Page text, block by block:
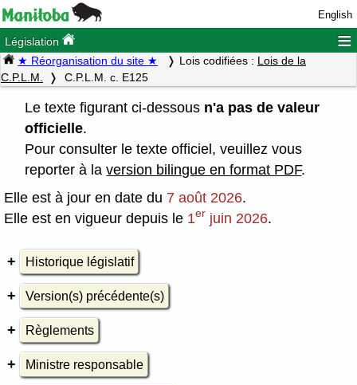
English
Législation ≡
★ Réorganisation du site ★ Lois codifiées : Lois de la
C.P.L.M.
C.P.L.M. c. E125
Le texte figurant ci-dessous n'a pas de valeur
officielle.
Pour consulter le texte officiel, veuillez vous
reporter à laversion bilingue en format PDF.
Elle est à jour en date du 7 août 2026.
Elle est en vigueur depuis le 1er juin 2026.
Historique législatif
Version(s) précédente(s)
Règlements
Ministre responsable